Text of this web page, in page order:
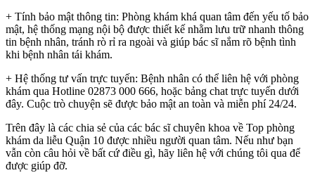
+ Tính bảo mật thông tin: Phòng khám khá quan tâm đến yếu tố bảo
mật, hệ thống mạng nội bộ được thiết kế nhằm lưu trữ nhanh thông
tin bệnh nhân, tránh rò rỉ ra ngoài và giúp bác sĩ nắm rõ bệnh tình
khi bệnh nhân tái khám.
+ Hệ thống tư vấn trực tuyến: Bệnh nhân có thể liên hệ với phòng
khám qua Hotline 02873 000 666, hoặc bảng chat trực tuyến dưới
đây. Cuộc trò chuyện sẽ được bảo mật an toàn và miễn phí 24/24.
Trên đây là các chia sẻ của các bác sĩ chuyên khoa về Top phòng
khám da liễu Quận 10 được nhiều người quan tâm. Nếu như bạn
vẫn còn câu hỏi về bất cứ điều gì, hãy liên hệ với chúng tôi qua để
được giúp đỡ.